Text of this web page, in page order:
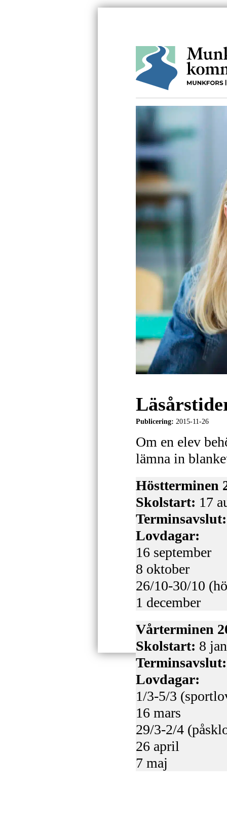
Publicering: 2015-11-26
Om en elev
lämna in
Höstterminen
Skolstart: 17
Lovdagar:
16 september
8 oktober
26/10-30/10
1 december
Vårterminen
Skolstart: 8
Terminsavslut:
Lovdagar:
1/3-5/3
16 mars
29/3-2/4
26 april
7 maj